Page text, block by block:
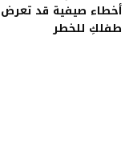
أخطاء صيفية قد تعرض
طفلكِ للخطر